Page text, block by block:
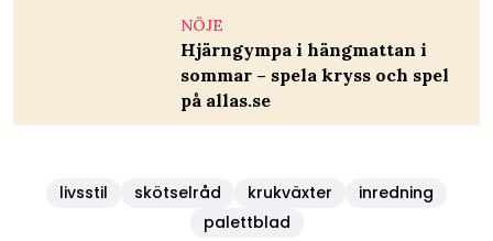
NÖJE
Hjärngympa i hängmattan i
sommar – spela kryss och spel
på allas.se
livsstil skötselråd krukväxter
inredning
palettblad